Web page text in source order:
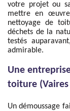
votre projet ou
mettre en
nettoyage de
déchets de la
testés
admirable.
Une
toiture (Vaires
Un démoussage